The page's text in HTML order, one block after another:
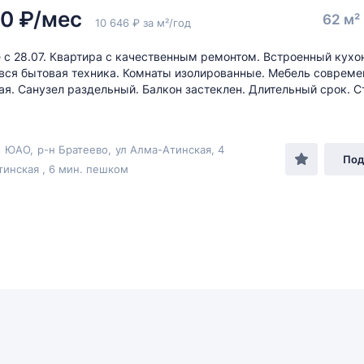
₽/мес 10 646 ₽ за м²/год 62 м²
с 28.07. Квартира с качественным ремонтом. Встроенный
бытовая техника. Комнаты изолированные. Мебель
Санузел раздельный. Балкон застеклен. Длительный срок.
ЮАО р-н Братеево ул Алма-Атинская , 4
, 6 мин. пешком